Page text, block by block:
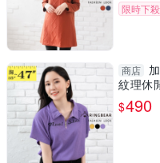
限時下殺
商店
紋理休
中大尺碼
$490